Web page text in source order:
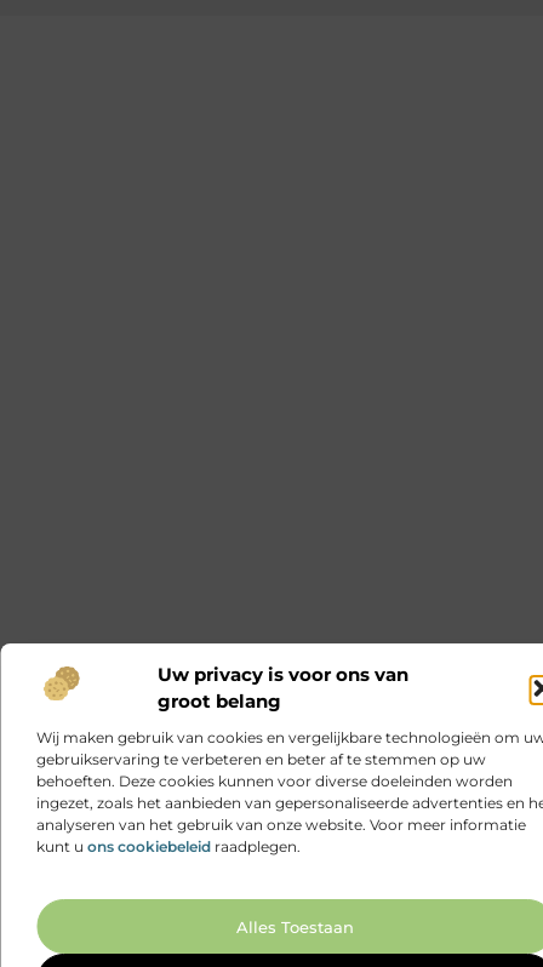
Uw privacy is voor ons van
groot belang
Wij maken gebruik van cookies en vergelijkbare technologieën om
gebruikservaring te verbeteren en beter af te stemmen op uw
behoeften. Deze cookies kunnen voor diverse doeleinden worden
ingezet, zoals het aanbieden van gepersonaliseerde advertenties en
analyseren van het gebruik van onze website. Voor meer informatie
kunt u ons cookiebeleid raadplegen.
Alles Toestaan